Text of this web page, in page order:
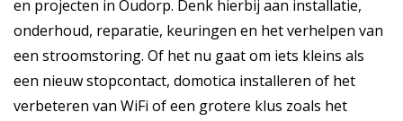
en projecten in Oudorp. Denk hierbij aan installatie,
onderhoud, reparatie, keuringen en het verhelpen van
een stroomstoring. Of het nu gaat om iets kleins als
een nieuw stopcontact, domotica installeren of het
verbeteren van WiFi of een grotere klus zoals het